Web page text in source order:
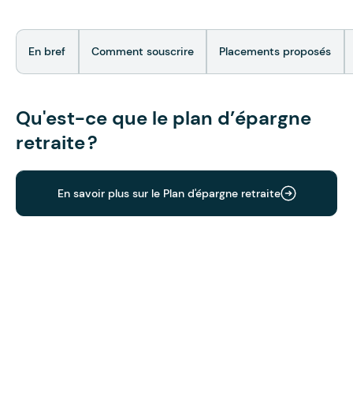
En bref Comment souscrire Placements proposés
Qu'est-ce que le plan d’épargne
retraite ?
En savoir plus sur le Plan d'épargne retraite